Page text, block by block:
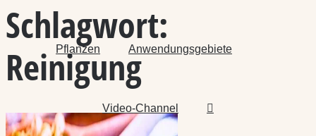
Pflanzen Anwendungsgebiete
Video-Channel
Schlagwort:
Reinigung